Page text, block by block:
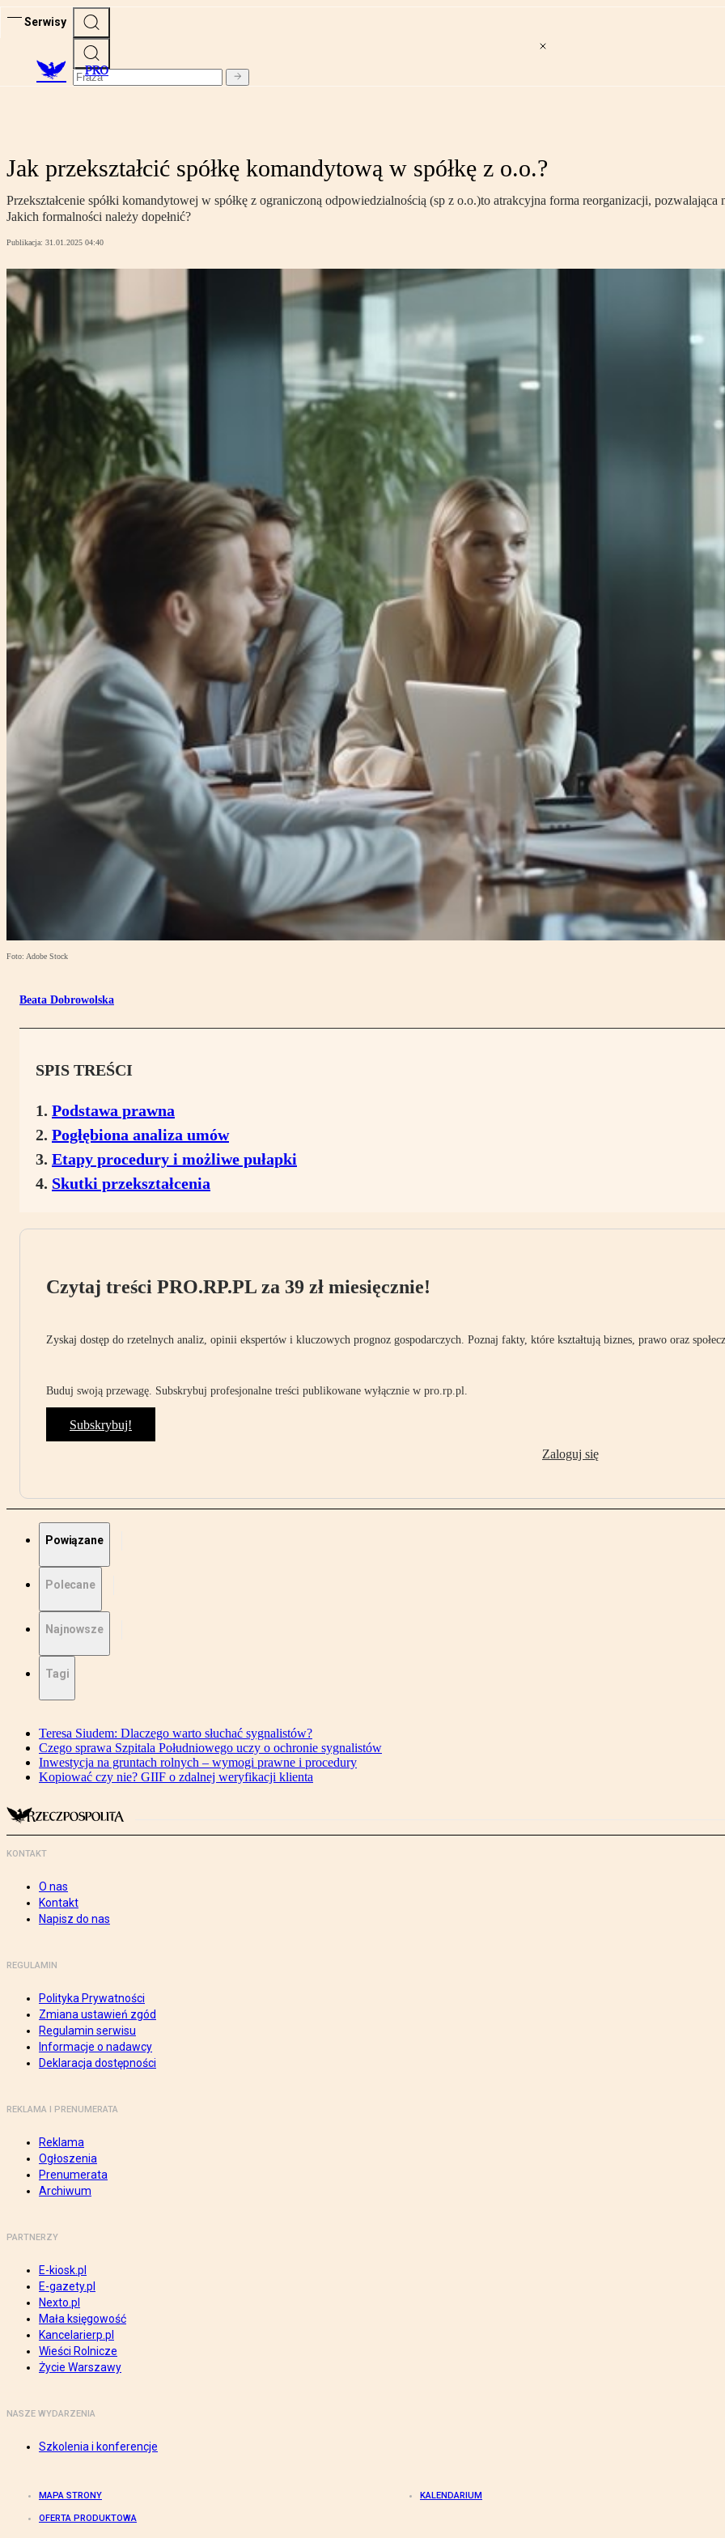
Serwisy
PRO
Jak przekształcić spółkę komandytową w spółkę z o.o.?
Przekształcenie spółki komandytowej w spółkę z ograniczoną odpowiedzialnością (sp z o.o.)to atrakcyjna forma reorganizacji,
Jakich formalności należy dopełnić?
Publikacja: 31.01.2025 04:40
Foto: Adobe Stock
Beata Dobrowolska
SPIS TREŚCI
Podstawa prawna
Pogłębiona analiza umów
Etapy procedury i możliwe pułapki
Skutki przekształcenia
Czytaj treści PRO.RP.PL za 39 zł miesięcznie!
Zyskaj dostęp do rzetelnych analiz, opinii ekspertów i kluczowych prognoz gospodarczych. Poznaj fakty, które kształtują biznes, prawo oraz
Buduj swoją przewagę. Subskrybuj profesjonalne treści publikowane wyłącznie w pro.rp.pl.
Subskrybuj!
Zaloguj się
Powiązane
Polecane
Najnowsze
Tagi
Teresa Siudem: Dlaczego warto słuchać sygnalistów?
Czego sprawa Szpitala Południowego uczy o ochronie sygnalistów
Inwestycja na gruntach rolnych – wymogi prawne i procedury
Kopiować czy nie? GIIF o zdalnej weryfikacji klienta
KONTAKT
O nas
Kontakt
Napisz do nas
REGULAMIN
Polityka Prywatności
Zmiana ustawień zgód
Regulamin serwisu
Informacje o nadawcy
Deklaracja dostępności
REKLAMA I PRENUMERATA
Reklama
Ogłoszenia
Prenumerata
Archiwum
PARTNERZY
E-kiosk.pl
E-gazety.pl
Nexto.pl
Mała księgowość
Kancelarierp.pl
Wieści Rolnicze
Życie Warszawy
NASZE WYDARZENIA
Szkolenia i konferencje
MAPA STRONY KALENDARIUM
OFERTA PRODUKTOWA